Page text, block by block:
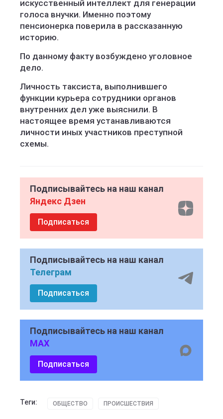
искусственный интеллект для генерации
голоса внучки. Именно поэтому
пенсионерка поверила в рассказанную
историю.
По данному факту возбуждено уголовное
дело.
Личность таксиста, выполнившего
функции курьера сотрудники органов
внутренних дел уже выяснили. В
настоящее время устанавливаются
личности иных участников преступной
схемы.
Подписывайтесь на наш канал
Яндекс Дзен
Подписаться
Подписывайтесь на наш канал
Телеграм
Подписаться
Подписывайтесь на наш канал
MAX
Подписаться
Теги: ОБЩЕСТВО ПРОИСШЕСТВИЯ